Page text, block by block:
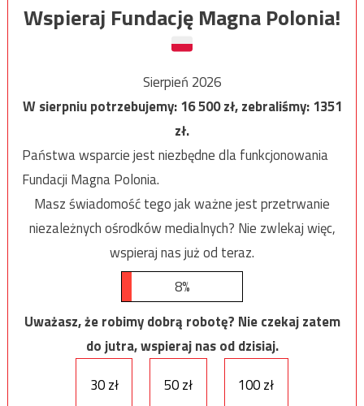
Wspieraj Fundację Magna Polonia!
Sierpień 2026
W sierpniu potrzebujemy:16 500zł, zebraliśmy:1351
zł.
Państwa wsparcie jest niezbędne dla funkcjonowania
Fundacji Magna Polonia.
Masz świadomość tego jak ważne jest przetrwanie
niezależnych ośrodków medialnych? Nie zwlekaj więc,
wspieraj nas już od teraz.
8%
Uważasz, że robimy dobrą robotę? Nie czekaj zatem
do jutra, wspieraj nas od dzisiaj.
30 zł
50 zł 100 zł